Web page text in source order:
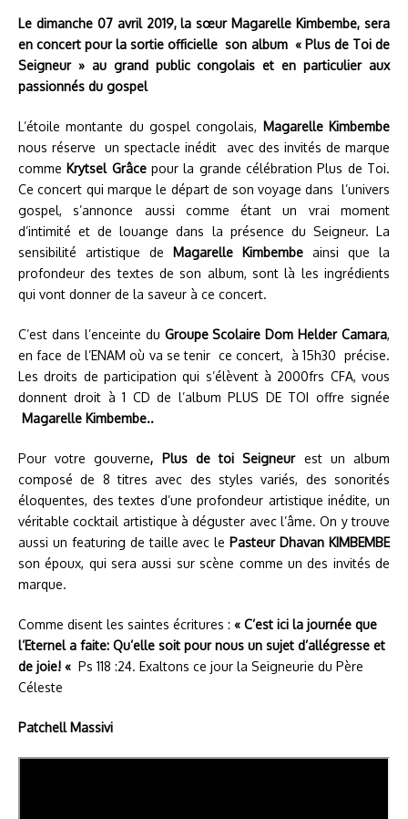
Le dimanche 07 avril 2019, la sœur Magarelle Kimbembe, sera
en concert pour la sortie officielle son album « Plus de Toi de
Seigneur » au grand public congolais et en particulier aux
passionnés du gospel
L’étoile montante du gospel congolais, Magarelle Kimbembe
nous réserve un spectacle inédit avec des invités de marque
comme Krytsel Grâcepour la grande célébration Plus de Toi.
Ce concert qui marque le départ de son voyage dans l’univers
gospel, s’annonce aussi comme étant un vrai moment
d’intimité et de louange dans la présence du Seigneur. La
sensibilité artistique de Magarelle Kimbembe ainsi que la
profondeur des textes de son album, sont là les ingrédients
qui vont donner de la saveur à ce concert.
C’est dans l’enceinte du Groupe Scolaire Dom Helder Camara,
en face de l’ENAM où va se tenir ce concert, à 15h30 précise.
Les droits de participation qui s’élèvent à 2000frs CFA, vous
donnent droit à 1 CD de l’album PLUS DE TOI offre signée
Magarelle Kimbembe..
Pour votre gouverne, Plus de toi Seigneurest un album
composé de 8 titres avec des styles variés, des sonorités
éloquentes, des textes d’une profondeur artistique inédite, un
véritable cocktail artistique à déguster avec l’âme. On y trouve
aussi un featuring de taille avec le Pasteur Dhavan KIMBEMBE
son époux, qui sera aussi sur scène comme un des invités de
marque.
Comme disent les saintes écritures : « C’est ici la journée que
l’Eternel a faite: Qu’elle soit pour nous un sujet d’allégresse et
de joie! « Ps 118 :24. Exaltons ce jour la Seigneurie du Père
Céleste
Patchell Massivi